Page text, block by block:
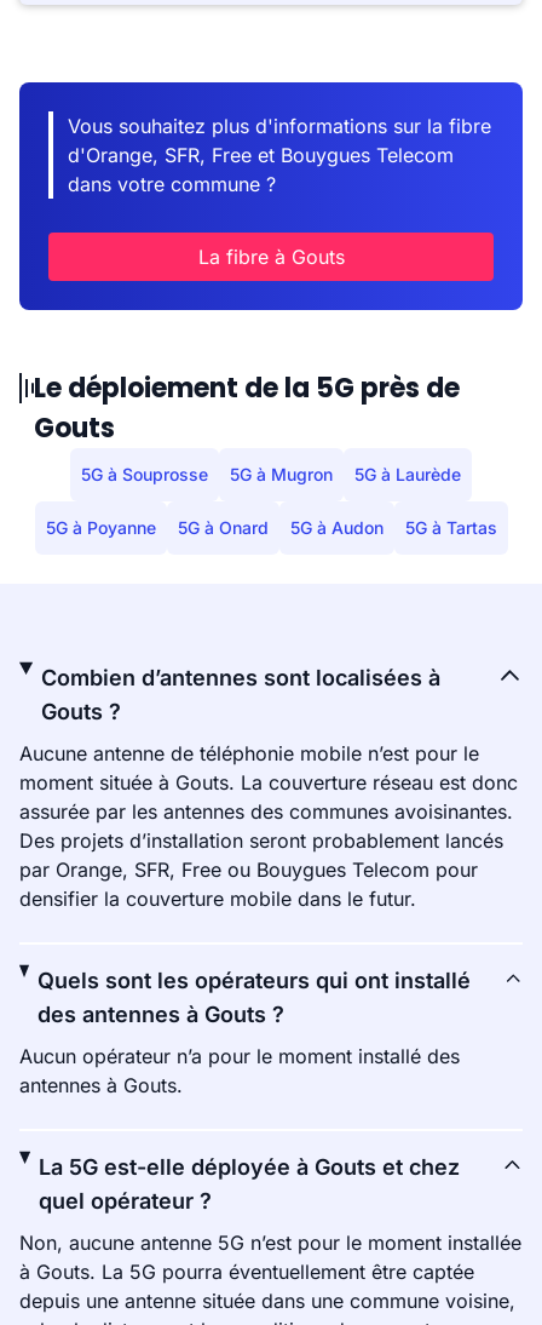
Vous souhaitez plus d'informations sur la fibre
d'Orange, SFR, Free et Bouygues Telecom
dans votre commune ?
La fibre à Gouts
Le déploiement de la 5G près de
Gouts
5G à Souprosse 5G à Mugron 5G à Laurède
5G à Poyanne 5G à Onard 5G à Audon 5G à Tartas
Combien d’antennes sont localisées à
Gouts ?
Aucune antenne de téléphonie mobile n’est pour le
moment située à Gouts. La couverture réseau est donc
assurée par les antennes des communes avoisinantes.
Des projets d’installation seront probablement lancés
par Orange, SFR, Free ou Bouygues Telecom pour
densifier la couverture mobile dans le futur.
Quels sont les opérateurs qui ont installé
des antennes à Gouts ?
Aucun opérateur n’a pour le moment installé des
antennes à Gouts.
La 5G est-elle déployée à Gouts et chez
quel opérateur ?
Non, aucune antenne 5G n’est pour le moment installée
à Gouts. La 5G pourra éventuellement être captée
depuis une antenne située dans une commune voisine,